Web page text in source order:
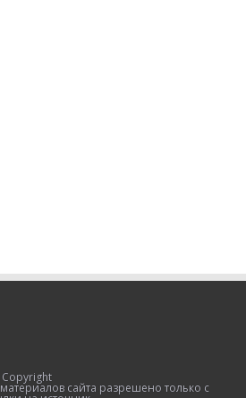
Copyright
сайта разрешено только с